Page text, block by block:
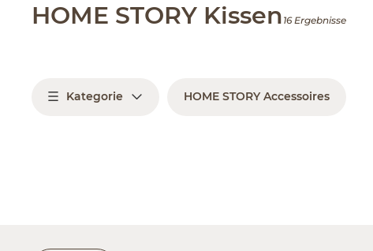
HOME STORY Kissen 16 Ergebnisse
Kategorie HOME STORY Accessoires